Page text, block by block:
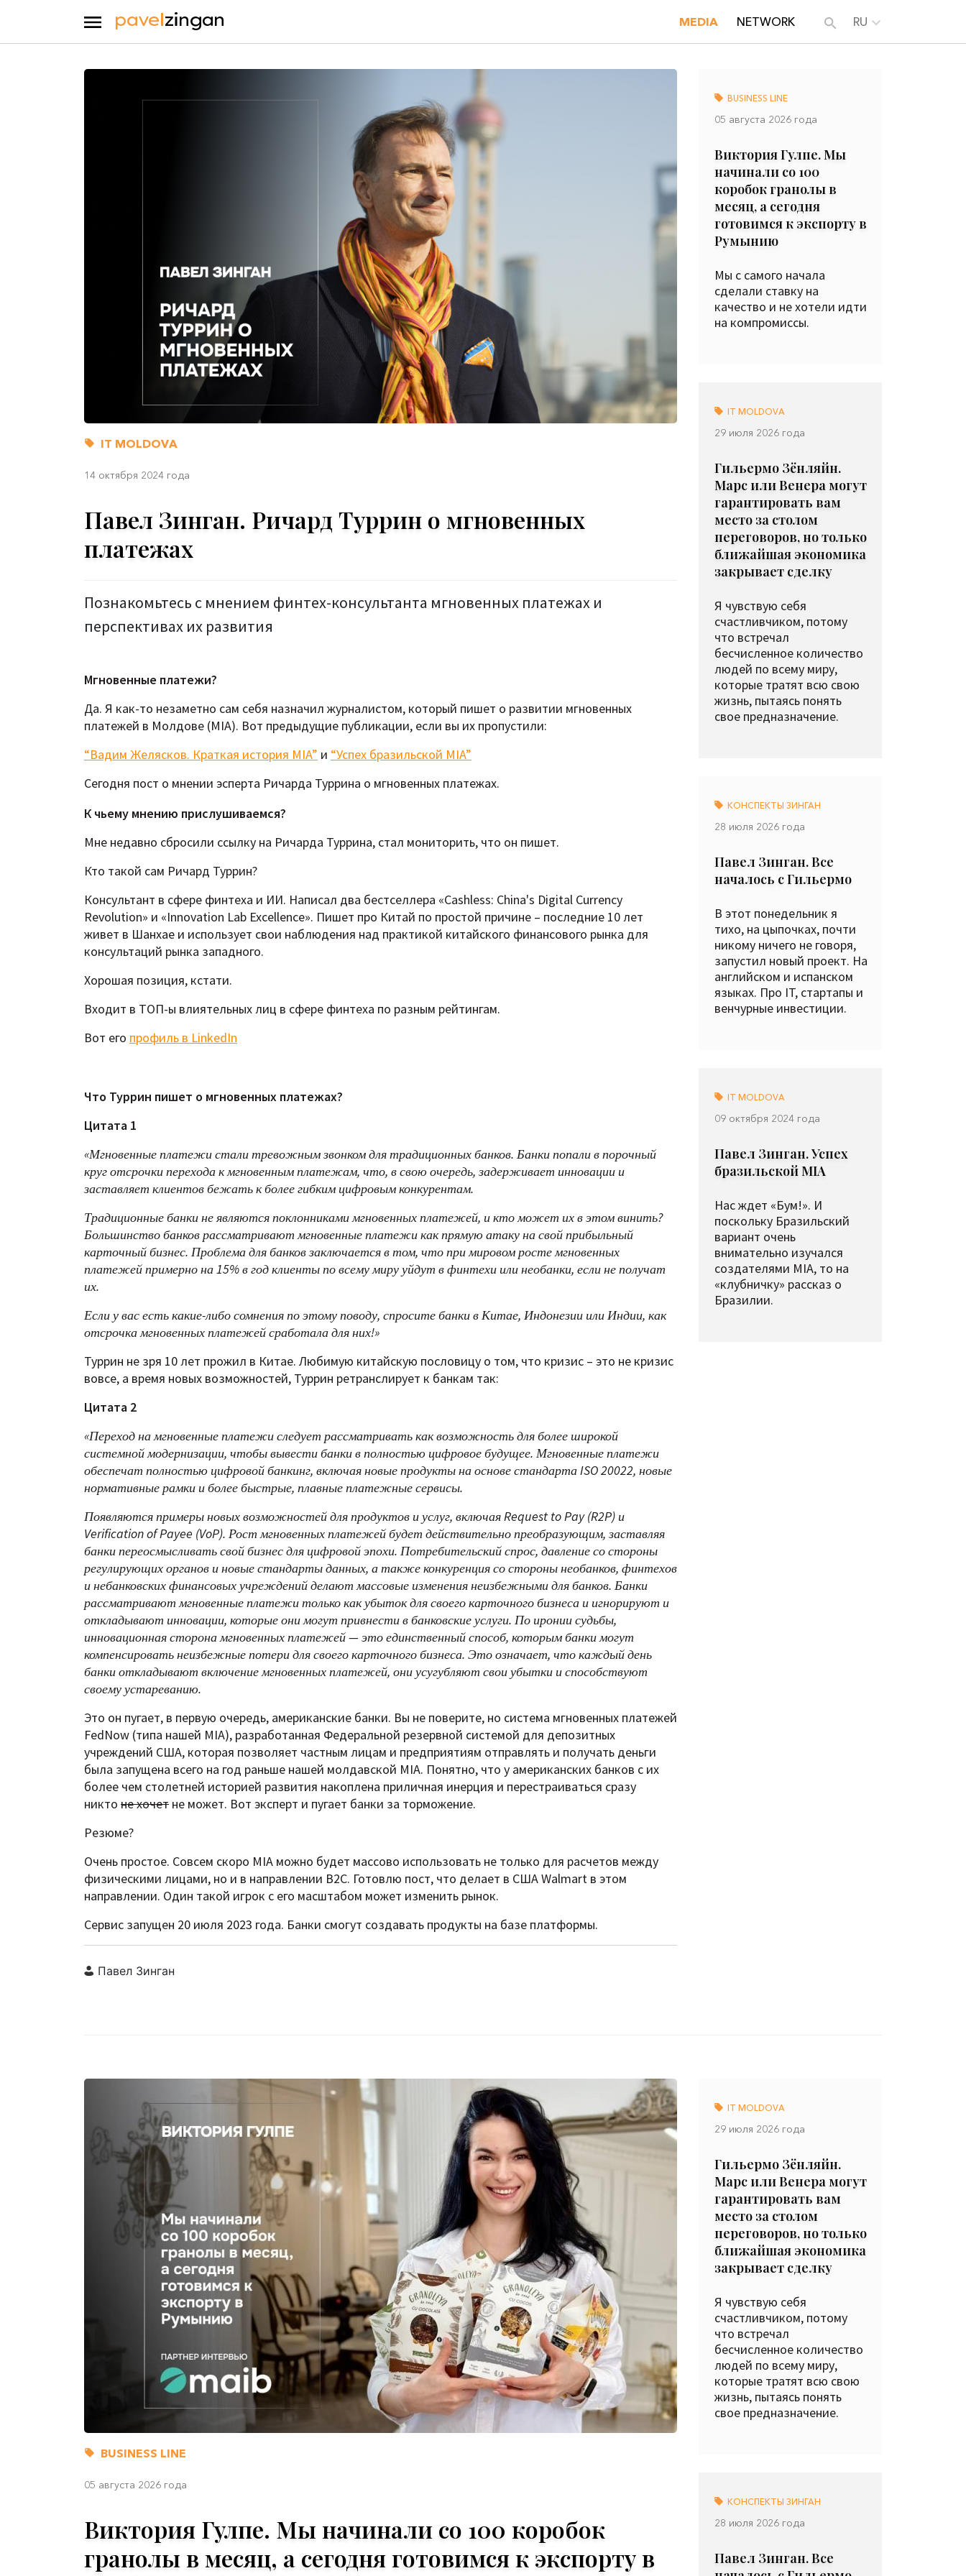
MEDIA NETWORK RU
IT MOLDOVA
14 октября 2024 года
Павел Зинган. Ричард Туррин о мгновенных
платежах
Познакомьтесь с мнением финтех-консультанта мгновенных платежах и
перспективах их развития
Мгновенные платежи?
Да. Я как-то незаметно сам себя назначил журналистом, который пишет о развитии мгновенных
платежей в Молдове (MIA). Вот предыдущие публикации, если вы их пропустили:
“Вадим Желясков. Краткая история MIA” и “Успех бразильской MIA”
Сегодня пост о мнении эсперта Ричарда Туррина о мгновенных платежах.
К чьему мнению прислушиваемся?
Мне недавно сбросили ссылку на Ричарда Туррина, стал мониторить, что он пишет.
Кто такой сам Ричард Туррин?
Консультант в сфере финтеха и ИИ. Написал два бестселлера «Cashless: China's Digital Currency
Revolution» и «Innovation Lab Excellence». Пишет про Китай по простой причине – последние 10 лет
живет в Шанхае и использует свои наблюдения над практикой китайского финансового рынка для
консультаций рынка западного.
Хорошая позиция, кстати.
Входит в ТОП-ы влиятельных лиц в сфере финтеха по разным рейтингам.
Вот его профиль в LinkedIn
Что Туррин пишет о мгновенных платежах?
Цитата 1
«Мгновенные платежи стали тревожным звонком для традиционных банков. Банки попали в порочный
круг отсрочки перехода к мгновенным платежам, что, в свою очередь, задерживает инновации и
заставляет клиентов бежать к более гибким цифровым конкурентам.
Традиционные банки не являются поклонниками мгновенных платежей, и кто может их в этом винить?
Большинство банков рассматривают мгновенные платежи как прямую атаку на свой прибыльный
карточный бизнес. Проблема для банков заключается в том, что при мировом росте мгновенных
платежей примерно на 15% в год клиенты по всему миру уйдут в финтехи ​​или необанки, если не получат
их.
Если у вас есть какие-либо сомнения по этому поводу, спросите банки в Китае, Индонезии или Индии, как
отсрочка мгновенных платежей сработала для них!»
Туррин не зря 10 лет прожил в Китае. Любимую китайскую пословицу о том, что кризис – это не кризис
вовсе, а время новых возможностей, Туррин ретранслирует к банкам так:
Цитата 2
«Переход на мгновенные платежи следует рассматривать как возможность для более широкой
системной модернизации, чтобы вывести банки в полностью цифровое будущее. Мгновенные платежи
обеспечат полностью цифровой банкинг, включая новые продукты на основе стандарта ISO 20022, новые
нормативные рамки и более быстрые, плавные платежные сервисы.
Появляются примеры новых возможностей для продуктов и услуг, включая Request to Pay (R2P) и
Verification of Payee (VoP). Рост мгновенных платежей будет действительно преобразующим, заставляя
банки переосмысливать свой бизнес для цифровой эпохи. Потребительский спрос, давление со стороны
регулирующих органов и новые стандарты данных, а также конкуренция со стороны необанков, финтехов
и небанковских финансовых учреждений делают массовые изменения неизбежными для банков. Банки
рассматривают мгновенные платежи только как убыток для своего карточного бизнеса и игнорируют и
откладывают инновации, которые они могут привнести в банковские услуги. По иронии судьбы,
инновационная сторона мгновенных платежей — это единственный способ, которым банки могут
компенсировать неизбежные потери для своего карточного бизнеса. Это означает, что каждый день
банки откладывают включение мгновенных платежей, они усугубляют свои убытки и способствуют
своему устареванию.
Это он пугает, в первую очередь, американские банки. Вы не поверите, но система мгновенных платежей
FedNow (типа нашей MIA), разработанная Федеральной резервной системой для депозитных
учреждений США, которая позволяет частным лицам и предприятиям отправлять и получать деньги
была запущена всего на год раньше нашей молдавской MIA. Понятно, что у американских банков с их
более чем столетней историей развития накоплена приличная инерция и перестраиваться сразу
никто не хочет не может. Вот эксперт и пугает банки за торможение.
Резюме?
Очень простое. Совсем скоро MIA можно будет массово использовать не только для расчетов между
физическими лицами, но и в направлении B2C. Готовлю пост, что делает в США Walmart в этом
направлении. Один такой игрок с его масштабом может изменить рынок.
Сервис запущен 20 июля 2023 года. Банки смогут создавать продукты на базе платформы.
Павел Зинган
BUSINESS LINE
05 августа 2026 года
Виктория Гулпе. Мы
начинали со 100
коробок гранолы в
месяц, а сегодня
готовимся к экспорту в
Румынию
Мы с самого начала
сделали ставку на
качество и не хотели идти
на компромиссы.
IT MOLDOVA
29 июля 2026 года
Гильермо Зёнляйн.
Марс или Венера могут
гарантировать вам
место за столом
переговоров, но только
ближайшая экономика
закрывает сделку
Я чувствую себя
счастливчиком, потому
что встречал
бесчисленное количество
людей по всему миру,
которые тратят всю свою
жизнь, пытаясь понять
свое предназначение.
КОНСПЕКТЫ ЗИНГАН
28 июля 2026 года
Павел Зинган. Все
началось с Гильермо
В этот понедельник я
тихо, на цыпочках, почти
никому ничего не говоря,
запустил новый проект. На
английском и испанском
языках. Про IT, стартапы и
венчурные инвестиции.
IT MOLDOVA
09 октября 2024 года
Павел Зинган. Успех
бразильской MIA
Нас ждет «Бум!». И
поскольку Бразильский
вариант очень
внимательно изучался
создателями MIA, то на
«клубничку» рассказ о
Бразилии.
BUSINESS LINE
05 августа 2026 года
Виктория Гулпе. Мы начинали со 100 коробок
гранолы в месяц, а сегодня готовимся к экспорту в
IT MOLDOVA
29 июля 2026 года
Гильермо Зёнляйн.
Марс или Венера могут
гарантировать вам
место за столом
переговоров, но только
ближайшая экономика
закрывает сделку
Я чувствую себя
счастливчиком, потому
что встречал
бесчисленное количество
людей по всему миру,
которые тратят всю свою
жизнь, пытаясь понять
свое предназначение.
КОНСПЕКТЫ ЗИНГАН
28 июля 2026 года
Павел Зинган. Все